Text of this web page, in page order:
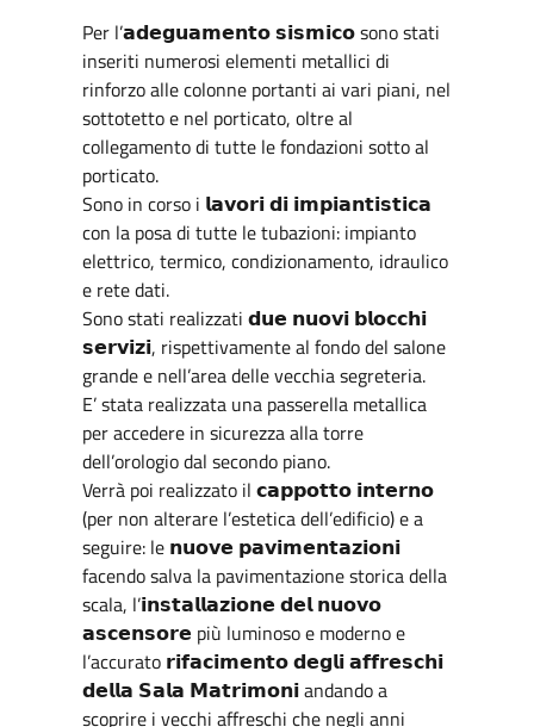
Per l’𝗮𝗱𝗲𝗴𝘂𝗮𝗺𝗲𝗻𝘁𝗼 𝘀𝗶𝘀𝗺𝗶𝗰𝗼 sono stati
inseriti numerosi elementi metallici di
rinforzo alle colonne portanti ai vari piani, nel
sottotetto e nel porticato, oltre al
collegamento di tutte le fondazioni sotto al
porticato.
Sono in corso i 𝗹𝗮𝘃𝗼𝗿𝗶 𝗱𝗶 𝗶𝗺𝗽𝗶𝗮𝗻𝘁𝗶𝘀𝘁𝗶𝗰𝗮
con la posa di tutte le tubazioni: impianto
elettrico, termico, condizionamento, idraulico
e rete dati.
Sono stati realizzati 𝗱𝘂𝗲 𝗻𝘂𝗼𝘃𝗶 𝗯𝗹𝗼𝗰𝗰𝗵𝗶
𝘀𝗲𝗿𝘃𝗶𝘇𝗶, rispettivamente al fondo del salone
grande e nell’area delle vecchia segreteria.
E’ stata realizzata una passerella metallica
per accedere in sicurezza alla torre
dell’orologio dal secondo piano.
Verrà poi realizzato il 𝗰𝗮𝗽𝗽𝗼𝘁𝘁𝗼 𝗶𝗻𝘁𝗲𝗿𝗻𝗼
(per non alterare l’estetica dell’edificio) e a
seguire: le 𝗻𝘂𝗼𝘃𝗲 𝗽𝗮𝘃𝗶𝗺𝗲𝗻𝘁𝗮𝘇𝗶𝗼𝗻𝗶
facendo salva la pavimentazione storica della
scala, l’𝗶𝗻𝘀𝘁𝗮𝗹𝗹𝗮𝘇𝗶𝗼𝗻𝗲 𝗱𝗲𝗹 𝗻𝘂𝗼𝘃𝗼
𝗮𝘀𝗰𝗲𝗻𝘀𝗼𝗿𝗲 più luminoso e moderno e
l’accurato 𝗿𝗶𝗳𝗮𝗰𝗶𝗺𝗲𝗻𝘁𝗼 𝗱𝗲𝗴𝗹𝗶 𝗮𝗳𝗳𝗿𝗲𝘀𝗰𝗵𝗶
𝗱𝗲𝗹𝗹𝗮 𝗦𝗮𝗹𝗮 𝗠𝗮𝘁𝗿𝗶𝗺𝗼𝗻𝗶 andando a
scoprire i vecchi affreschi che negli anni